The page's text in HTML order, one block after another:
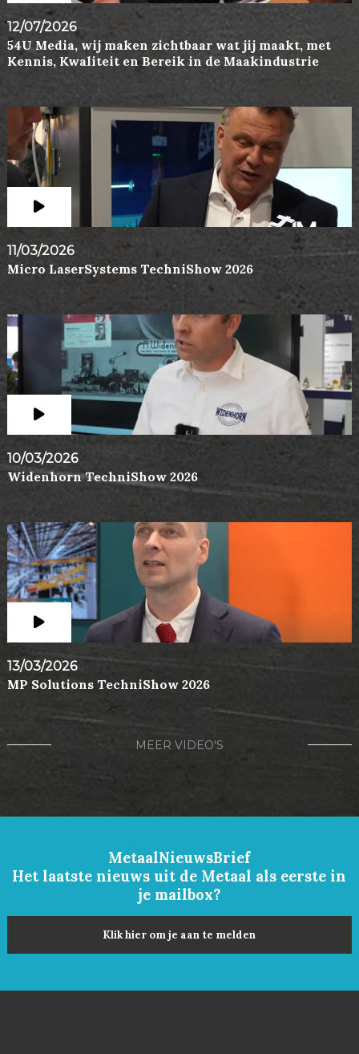
12/07/2026
54U Media, wij maken zichtbaar wat jij maakt, met
Kennis, Kwaliteit en Bereik in de Maakindustrie
11/03/2026
Micro LaserSystems TechniShow 2026
10/03/2026
Widenhorn TechniShow 2026
13/03/2026
MP Solutions TechniShow 2026
MEER VIDEO'S
MetaalNieuwsBrief
Het laatste nieuws uit de Metaal als eerste in
je mailbox?
Klik hier om je aan te melden